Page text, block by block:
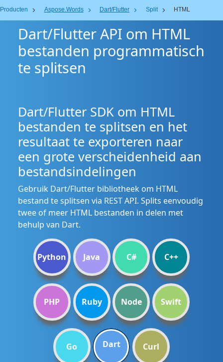
Producten Aspose.Words Dart/Flutter Split HTML
Dart/Flutter API om HTML
bestanden programmatisch
te splitsen
Dart/Flutter SDK om HTML
bestanden te splitsen en het
resultaat te exporteren naar
een grote verscheidenheid aan
bestandsindelingen
Gebruik Dart/Flutter bibliotheek om HTML
bestand te splitsen via REST API. Splits eenvoudig
twee of meer HTML bestanden in delen met
behulp van Dart.
Python Java C# C++
PHP Ruby Node Swift
Go Dart Curl